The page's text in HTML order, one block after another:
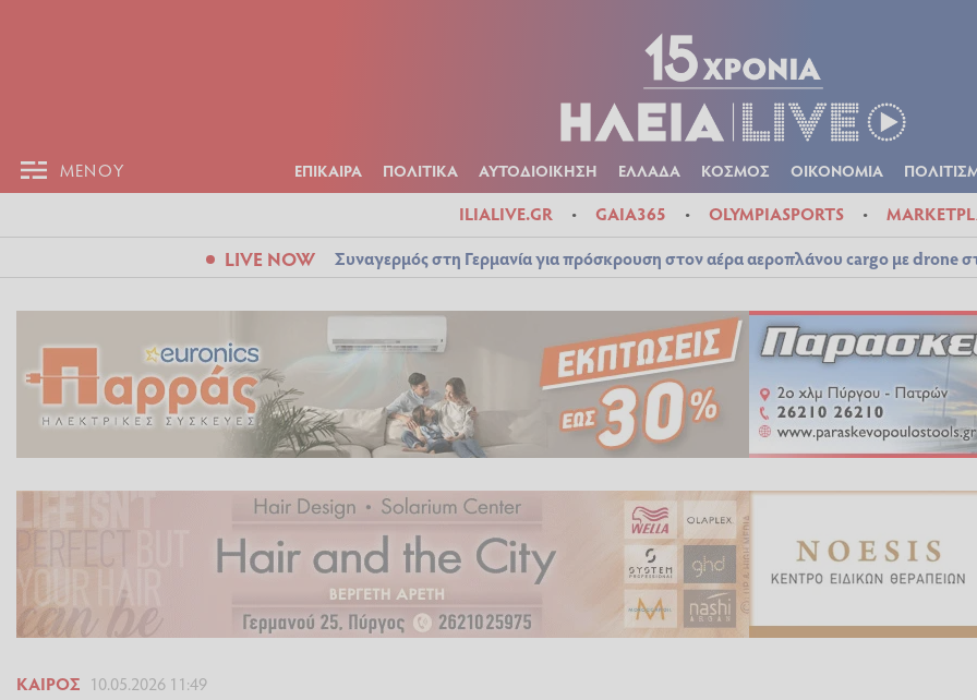
ΜΕΝΟΥ ΕΠΙΚΑΙΡΑ ΠΟΛΙΤΙΚΑ ΑΥΤΟΔΙΟΙΚΗΣΗ ΕΛΛΑΔΑ ΚΟΣΜΟΣ ΟΙΚΟΝΟΜΙΑ
ILIALIVE.GR GAIA365 OLYMPIASPORTS
LIVE NOW Συναγερμός στη Γερμανία για πρόσκρουση στον αέρα αεροπλάνου cargo με drone
ΚΑΙΡΌΣ 10.05.2026 11:49